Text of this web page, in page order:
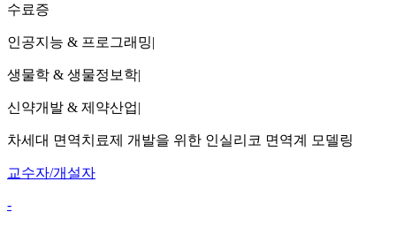
수료증
인공지능 & 프로그래밍|
생물학 & 생물정보학|
신약개발 & 제약산업|
차세대 면역치료제 개발을 위한 인실리코 면역계 모델링
교수자/개설자
-